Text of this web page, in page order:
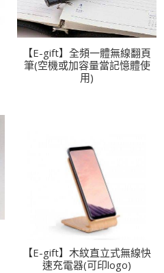
【E-gift】全頻一體無線翻頁
筆(空機或加容量當記憶體使
用)
【E-gift】木紋直立式無線快
速充電器(可印logo)